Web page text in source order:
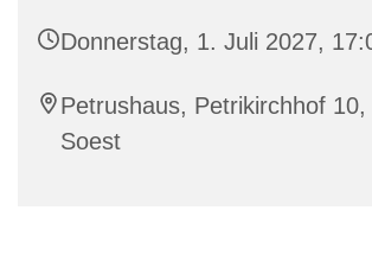
Donnerstag, 1. Juli 2027,
Petrushaus, Petrikirchhof 10,
Soest